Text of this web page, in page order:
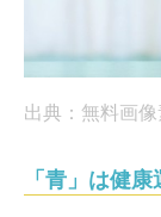
出典：無料画
「青」は健